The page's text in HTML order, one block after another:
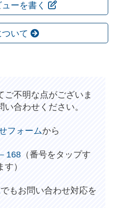
ーを書く
いて
ご不明な点がございま
合わせください。
フォームから
168 （番号をタップす
）
でもお問い合わせ対応を